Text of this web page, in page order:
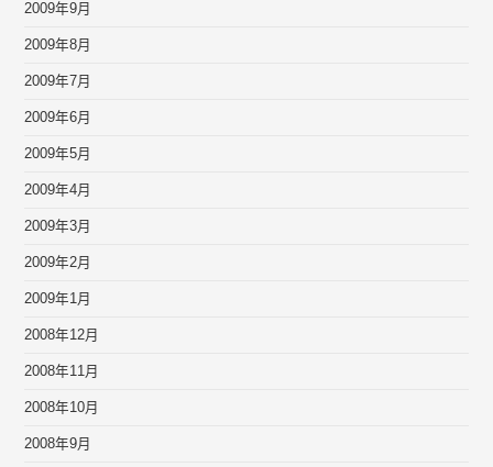
2009年9月
2009年8月
2009年7月
2009年6月
2009年5月
2009年4月
2009年3月
2009年2月
2009年1月
2008年12月
2008年11月
2008年10月
2008年9月